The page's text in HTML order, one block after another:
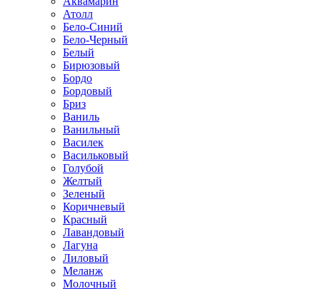
Атолл
Бело-Синий
Бело-Черный
Белый
Бирюзовый
Бордо
Бордовый
Бриз
Ваниль
Ванильный
Василек
Васильковый
Голубой
Желтый
Зеленый
Коричневый
Красный
Лавандовый
Лагуна
Лиловый
Меланж
Молочный